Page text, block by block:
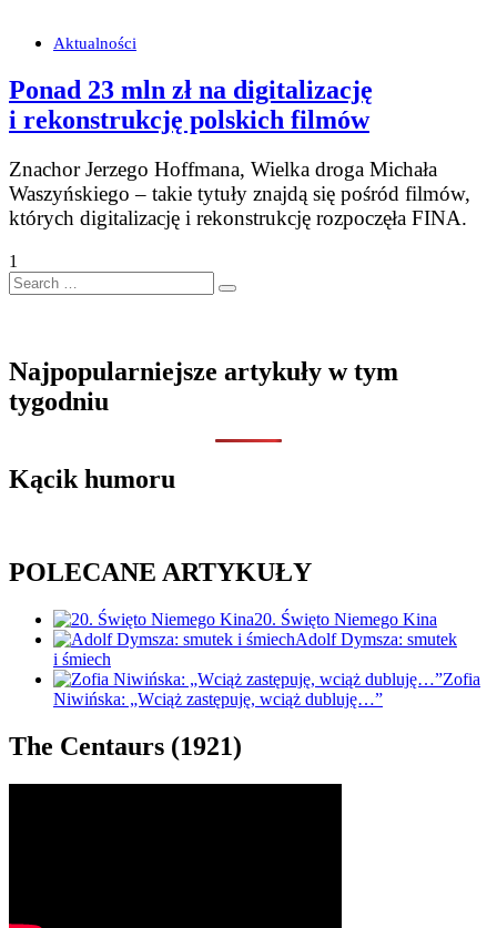
Aktualności
Ponad 23 mln zł na digitalizację
i rekonstrukcję polskich filmów
Znachor Jerzego Hoffmana, Wielka droga Michała
Waszyńskiego – takie tytuły znajdą się pośród filmów,
których digitalizację i rekonstrukcję rozpoczęła FINA.
1
Search
…
Najpopularniejsze artykuły w tym
tygodniu
Kącik humoru
POLECANE ARTYKUŁY
20. Święto Niemego Kina
Adolf Dymsza: smutek
i śmiech
Zofia
Niwińska: „Wciąż zastępuję, wciąż dubluję…”
The Centaurs (1921)